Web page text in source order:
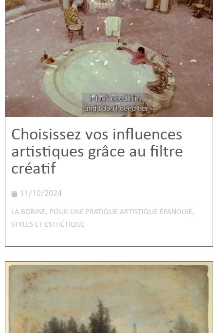
Choisissez vos influences
artistiques grâce au filtre
créatif
11/10/2024
LA BOBINE, POUR UNE PRATIQUE ARTISTIQUE ÉPANOUIE,
STYLES ET ESTHÉTIQUE